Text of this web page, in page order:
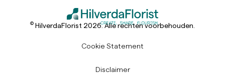
© HilverdaFlorist 2026. Alle rechten voorbehouden.
Cookie Statement
Disclaimer